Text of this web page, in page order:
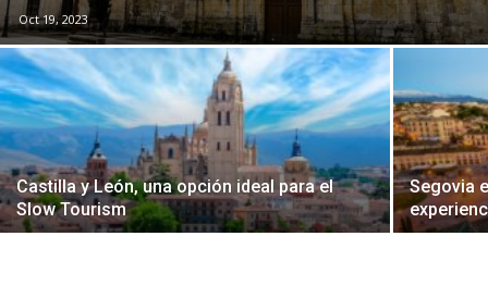
Oct 19, 2023
Castilla y León, una opción ideal para el
Slow Tourism
Segovia